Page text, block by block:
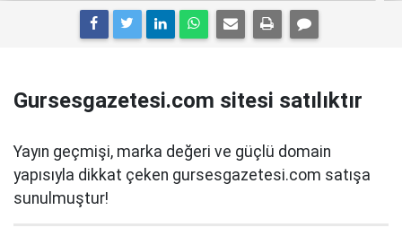
Gursesgazetesi.com sitesi satılıktır
Yayın geçmişi, marka değeri ve güçlü domain
yapısıyla dikkat çeken gursesgazetesi.com satışa
sunulmuştur!